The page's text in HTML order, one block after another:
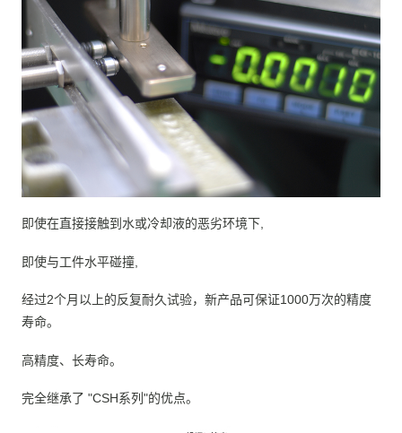
即使在直接接触到水或冷却液的恶劣环境下,
即使与工件水平碰撞,
经过2个月以上的反复耐久试验，新产品可保证1000万次的精度
寿命。
高精度、长寿命。
完全继承了 "CSH系列"的优点。